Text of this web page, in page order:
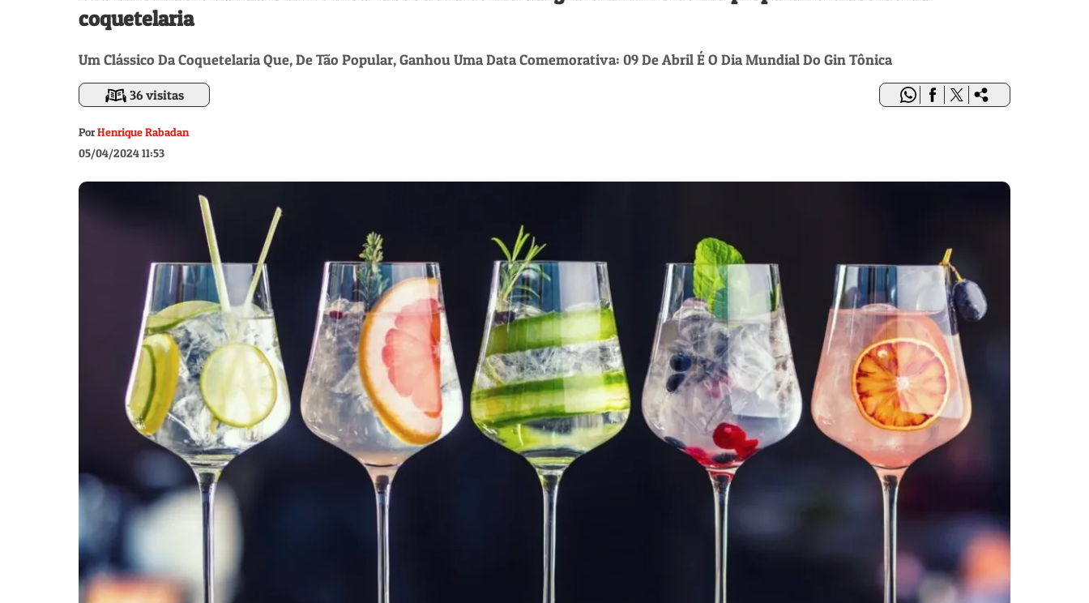
coquetelaria
Um Clássico Da Coquetelaria Que, De Tão Popular, Ganhou Uma Data Comemorativa: 09 De Abril É O Dia Mundial Do Gin Tônica
36 visitas
PorHenrique Rabadan
05/04/2024 11:53